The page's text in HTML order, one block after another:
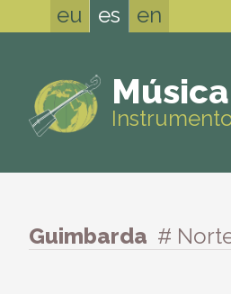
eu es en
Guimbarda #